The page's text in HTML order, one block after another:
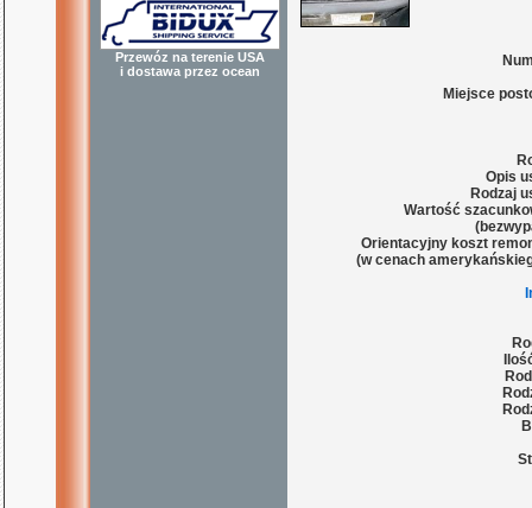
Przewóz na terenie USA
i dostawa przez ocean
Miejsce
Opis
Rodzaj
Wartość
Orientacyjny koszt
(w cenach